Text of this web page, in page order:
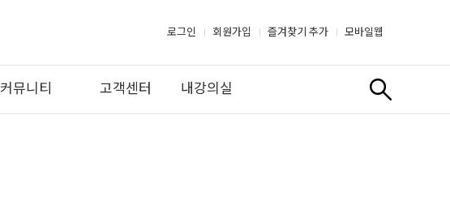
로그인 회원가입 즐겨찾기 추가 모바일웹
커뮤니티 고객센터 내강의실